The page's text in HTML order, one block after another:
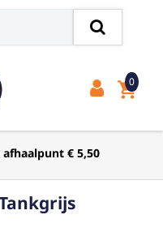
shopping_cart
0
€ 5,50